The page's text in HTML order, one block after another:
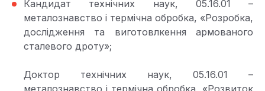
Кандидат технічних наук, 05.16.01 –
металознавство і термічна обробка, «Розробка,
дослідження та виготовлкення армованого
сталевого дроту»;
Доктор технічних наук, 05.16.01 –
металознавство і термічна обробка, «Розвиток